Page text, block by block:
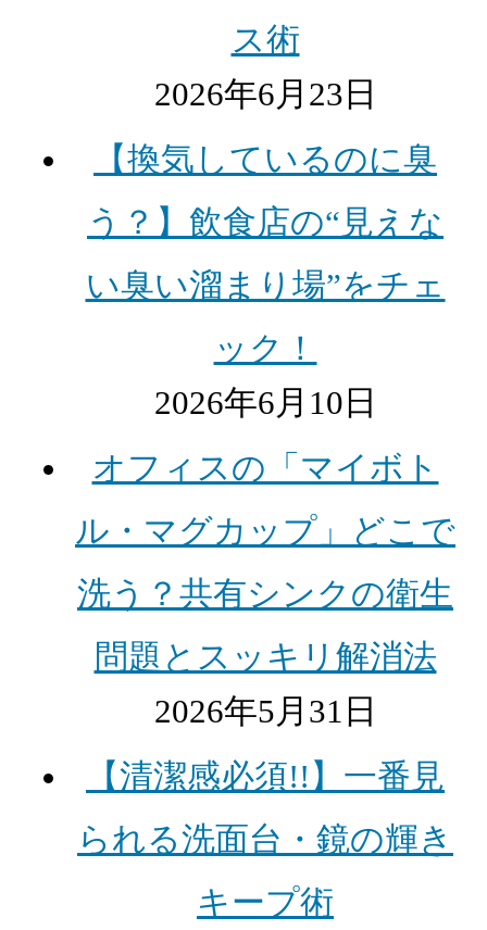
ス術
2026年6月23日
【換気しているのに臭
う？】飲食店の“見えな
い臭い溜まり場”をチェ
ック！
2026年6月10日
オフィスの「マイボト
ル・マグカップ」どこで
洗う？共有シンクの衛生
問題とスッキリ解消法
2026年5月31日
【清潔感必須!!】一番見
られる洗面台・鏡の輝き
キープ術